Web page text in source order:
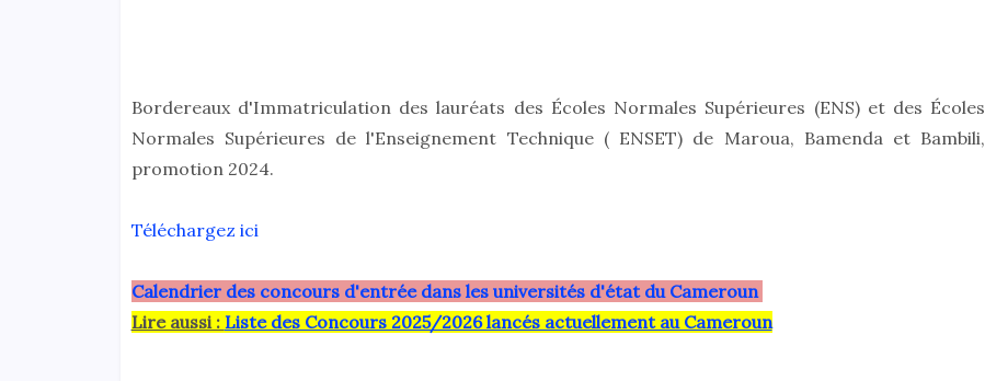
Bordereaux d'Immatriculation des lauréats des Écoles Normales Supérieures (ENS) et des Écoles
Normales Supérieures de l'Enseignement Technique ( ENSET) de Maroua, Bamenda et Bambili,
promotion 2024.
Téléchargez ici
Calendrier des concours d'entrée dans les universités d'état du Cameroun
Lire aussi : Liste des Concours 2025/2026 lancés actuellement au Cameroun